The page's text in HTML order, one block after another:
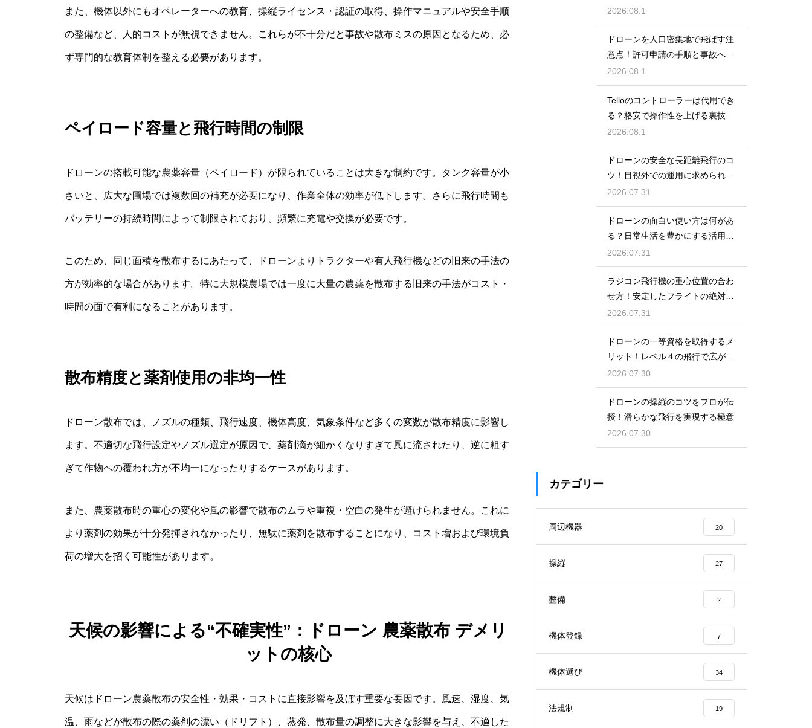
また、機体以外にもオペレーターへの教育、操縦ライセンス・認証の取得、操作マニュアルや安全手順
の整備など、人的コストが無視できません。これらが不十分だと事故や散布ミスの原因となるため、必
ず専門的な教育体制を整える必要があります。
ペイロード容量と飛行時間の制限
ドローンの搭載可能な農薬容量（ペイロード）が限られていることは大きな制約です。タンク容量が小
さいと、広大な圃場では複数回の補充が必要になり、作業全体の効率が低下します。さらに飛行時間も
バッテリーの持続時間によって制限されており、頻繁に充電や交換が必要です。
このため、同じ面積を散布するにあたって、ドローンよりトラクターや有人飛行機などの旧来の手法の
方が効率的な場合があります。特に大規模農場では一度に大量の農薬を散布する旧来の手法がコスト・
時間の面で有利になることがあります。
散布精度と薬剤使用の非均一性
ドローン散布では、ノズルの種類、飛行速度、機体高度、気象条件など多くの変数が散布精度に影響し
ます。不適切な飛行設定やノズル選定が原因で、薬剤滴が細かくなりすぎて風に流されたり、逆に粗す
ぎて作物への覆われ方が不均一になったりするケースがあります。
また、農薬散布時の重心の変化や風の影響で散布のムラや重複・空白の発生が避けられません。これに
より薬剤の効果が十分発揮されなかったり、無駄に薬剤を散布することになり、コスト増および環境負
荷の増大を招く可能性があります。
天候の影響による“不確実性”：ドローン 農薬散布 デメリ
ットの核心
天候はドローン農薬散布の安全性・効果・コストに直接影響を及ぼす重要な要因です。風速、湿度、気
温、雨などが散布の際の薬剤の漂い（ドリフト）、蒸発、散布量の調整に大きな影響を与え、不適した
2026.08.1
ドローンを人口密集地で飛ばす注
意点！許可申請の手順と事故への
備えを解説
2026.08.1
Telloのコントローラーは代用でき
る？格安で操作性を上げる裏技
2026.08.1
ドローンの安全な長距離飛行のコ
ツ！目視外での運用に求められる
技術と許可
2026.07.31
ドローンの面白い使い方は何があ
る？日常生活を豊かにする活用事
例
2026.07.31
ラジコン飛行機の重心位置の合わ
せ方！安定したフライトの絶対条
件
2026.07.31
ドローンの一等資格を取得するメ
リット！レベル４の飛行で広がる
就職の幅
2026.07.30
ドローンの操縦のコツをプロが伝
授！滑らかな飛行を実現する極意
2026.07.30
カテゴリー
周辺機器 20
操縦 27
整備 2
機体登録 7
機体選び 34
法規制 19